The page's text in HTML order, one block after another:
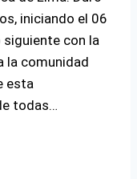
iniciando el 06
siguiente con la
la comunidad
esta
todas…